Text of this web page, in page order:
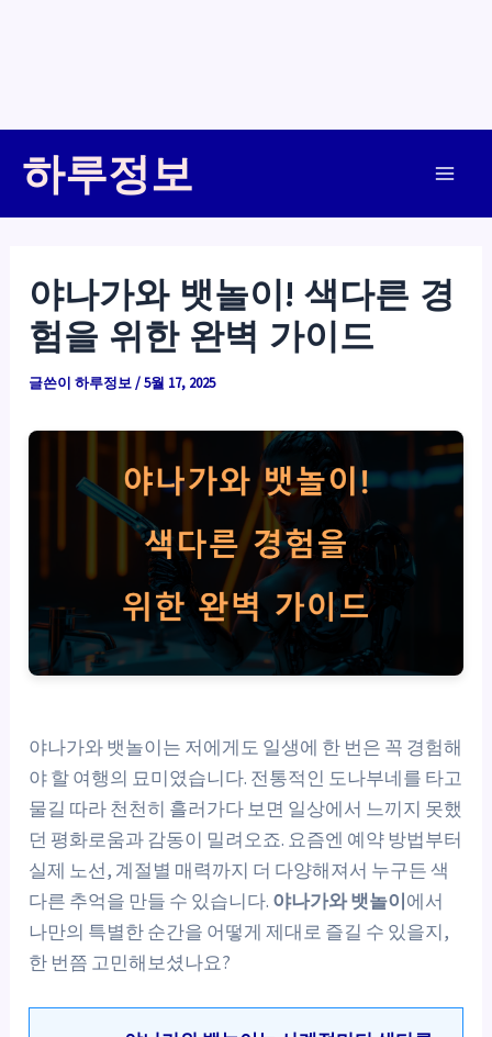
하루정보
야나가와 뱃놀이! 색다른 경
험을 위한 완벽 가이드
글쓴이하루정보/5월 17, 2025
야나가와 뱃놀이는 저에게도 일생에 한 번은 꼭 경험해
야 할 여행의 묘미였습니다. 전통적인 도나부네를 타고
물길 따라 천천히 흘러가다 보면 일상에서 느끼지 못했
던 평화로움과 감동이 밀려오죠. 요즘엔 예약 방법부터
실제 노선, 계절별 매력까지 더 다양해져서 누구든 색
다른 추억을 만들 수 있습니다. 야나가와 뱃놀이에서
나만의 특별한 순간을 어떻게 제대로 즐길 수 있을지,
한 번쯤 고민해보셨나요?